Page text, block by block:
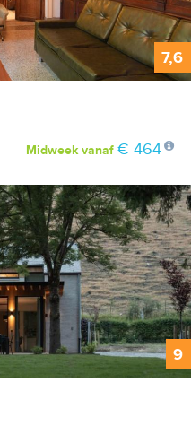
7,6
Midweekvanaf € 464
9